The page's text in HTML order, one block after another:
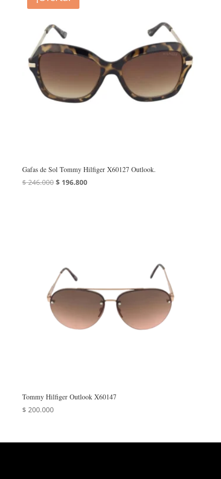
Gafas de Sol Tommy Hilfiger X60127 Outlook.
$246.000 El
$196.800El
Tommy Hilfiger Outlook X60147
$ 200.000